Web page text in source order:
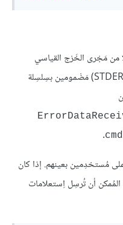
من مَجْرى الخَرْج القياسي
(STDOUT) ومَجْرى الخٍَطأ القياسي (STDERR) مَضْمومين بسِلسِلة
.
مُستخدِمين بعينهم. إذا كان
أن تُرسِل اِستعلامات